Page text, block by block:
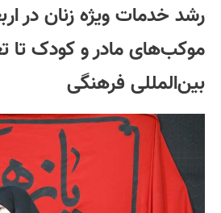
رشد خدمات ویژه زنان در
موکب‌های مادر و کودک تا
بین‌المللی فرهنگی